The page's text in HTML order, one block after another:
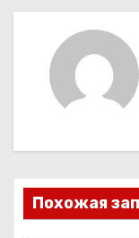
я
п
о
Похожая